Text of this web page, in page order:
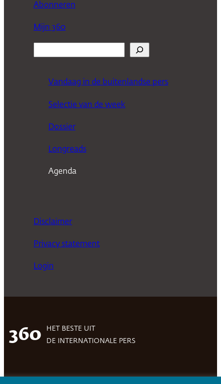
Abonneren
Mijn 360
Vandaag in de buitenlandse pers
Selectie van de week
Dossier
Longreads
Agenda
Disclaimer
Privacy statement
Login
360
HET BESTE UIT
DE INTERNATIONALE PERS